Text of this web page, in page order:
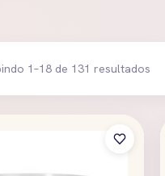
1–18 de 131 resultados